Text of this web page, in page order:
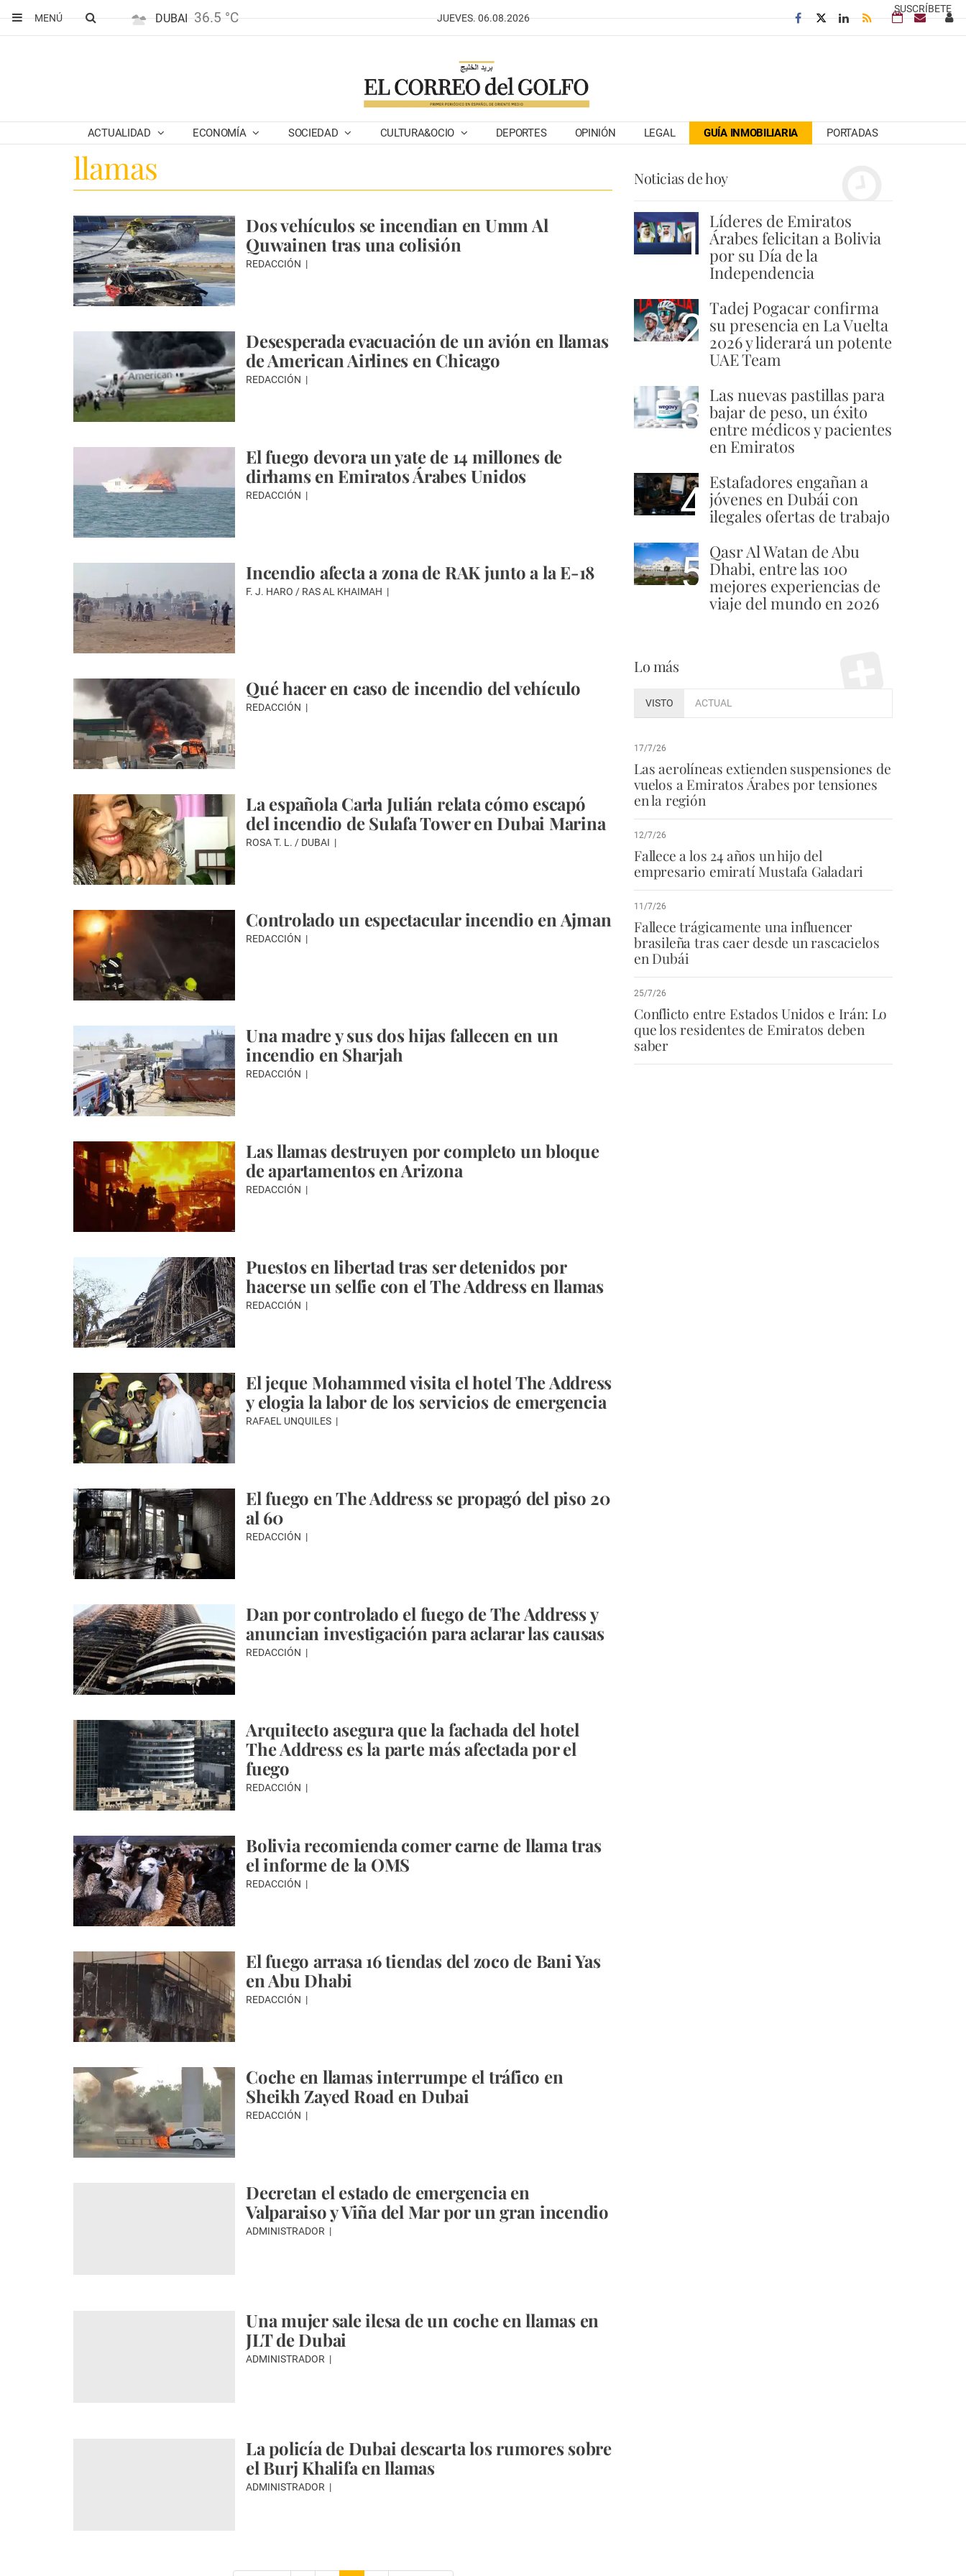
SUSCRÍBETE
MENÚ
DUBAI 36.5 °C JUEVES. 06.08.2026
ACTUALIDAD ECONOMÍA SOCIEDAD CULTURA&OCIO DEPORTES OPINIÓN LEGAL GUÍA INMOBILIARIA PORTADAS
llamas
Dos vehículos se incendian en Umm Al
Quwainen tras una colisión
REDACCIÓN
Desesperada evacuación de un avión en llamas
de American Airlines en Chicago
REDACCIÓN
El fuego devora un yate de 14 millones de
dirhams en Emiratos Árabes Unidos
REDACCIÓN
Incendio afecta a zona de RAK junto a la E-18
F. J. HARO / RAS AL KHAIMAH
Qué hacer en caso de incendio del vehículo
REDACCIÓN
La española Carla Julián relata cómo escapó
del incendio de Sulafa Tower en Dubai Marina
ROSA T. L. / DUBAI
Controlado un espectacular incendio en Ajman
REDACCIÓN
Una madre y sus dos hijas fallecen en un
incendio en Sharjah
REDACCIÓN
Las llamas destruyen por completo un bloque
de apartamentos en Arizona
REDACCIÓN
Puestos en libertad tras ser detenidos por
hacerse un selfie con el The Address en llamas
REDACCIÓN
El jeque Mohammed visita el hotel The Address
y elogia la labor de los servicios de emergencia
RAFAEL UNQUILES
El fuego en The Address se propagó del piso 20
al 60
REDACCIÓN
Dan por controlado el fuego de The Address y
anuncian investigación para aclarar las causas
REDACCIÓN
Arquitecto asegura que la fachada del hotel
The Address es la parte más afectada por el
fuego
REDACCIÓN
Bolivia recomienda comer carne de llama tras
el informe de la OMS
REDACCIÓN
El fuego arrasa 16 tiendas del zoco de Bani Yas
en Abu Dhabi
REDACCIÓN
Coche en llamas interrumpe el tráfico en
Sheikh Zayed Road en Dubai
REDACCIÓN
Decretan el estado de emergencia en
Valparaiso y Viña del Mar por un gran incendio
ADMINISTRADOR
Una mujer sale ilesa de un coche en llamas en
JLT de Dubai
ADMINISTRADOR
La policía de Dubai descarta los rumores sobre
el Burj Khalifa en llamas
ADMINISTRADOR
Noticias de hoy
1 Líderes de Emiratos
Árabes felicitan a Bolivia
por su Día de la
Independencia
2 Tadej Pogacar confirma
su presencia en La Vuelta
2026 y liderará un potente
UAE Team
3 Las nuevas pastillas para
bajar de peso, un éxito
entre médicos y pacientes
en Emiratos
4 Estafadores engañan a
jóvenes en Dubái con
ilegales ofertas de trabajo
5 Qasr Al Watan de Abu
Dhabi, entre las 100
mejores experiencias de
viaje del mundo en 2026
Lo más
VISTO ACTUAL
17/7/26
Las aerolíneas extienden suspensiones de
vuelos a Emiratos Árabes por tensiones
en la región
12/7/26
Fallece a los 24 años un hijo del
empresario emiratí Mustafa Galadari
11/7/26
Fallece trágicamente una influencer
brasileña tras caer desde un rascacielos
en Dubái
25/7/26
Conflicto entre Estados Unidos e Irán: Lo
que los residentes de Emiratos deben
saber